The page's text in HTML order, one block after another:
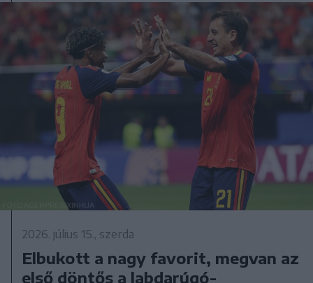
2026. július 15., szerda
Elbukott a nagy favorit, megvan az
első döntős a labdarúgó-